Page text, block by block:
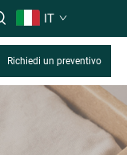
IT
Richiedi un preventivo